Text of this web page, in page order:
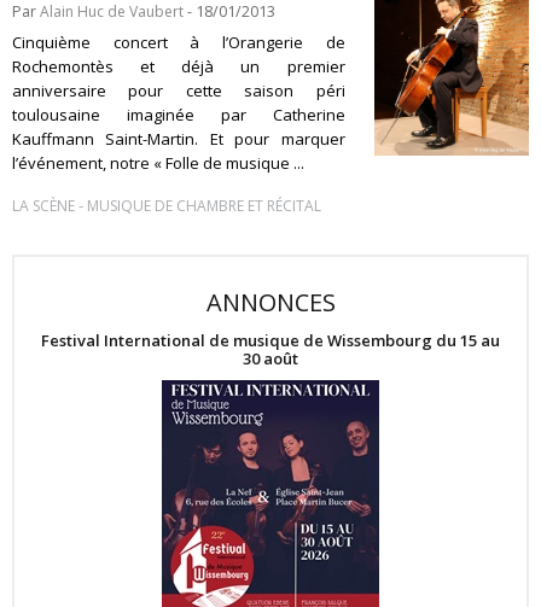
ParAlain Huc de Vaubert- 18/01/2013
Cinquième concert à l’Orangerie de
Rochemontès et déjà un premier
anniversaire pour cette saison péri
toulousaine imaginée par Catherine
Kauffmann Saint-Martin. Et pour marquer
l’événement, notre « Folle de musique ...
LA SCÈNE- MUSIQUE DE CHAMBRE ET RÉCITAL
ANNONCES
Festival International de musique de Wissembourg du 15 au
30 août